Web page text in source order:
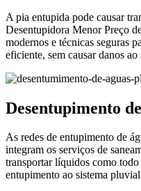
A pia entupida pode causar
Desentupidora Menor Preço
modernos e técnicas seguras
eficiente, sem causar danos
Desentupimento
As redes de entupimento de
integram os serviços de
transportar líquidos como
entupimento ao sistema